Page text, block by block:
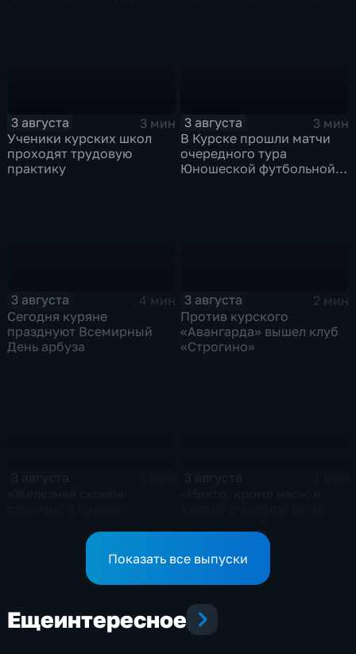
3 августа
3 мин
Ученики курских школ
проходят трудовую
практику
3 августа
3 мин
В Курске прошли матчи
очередного тура
Юношеской футбольной
3 августа
4 мин
Сегодня куряне
празднуют Всемирный
День арбуза
3 августа
2 мин
Против курского
«Авангарда» вышел клуб
«Строгино»
железнодорожников
Показать все выпуски
Ещеинтересное